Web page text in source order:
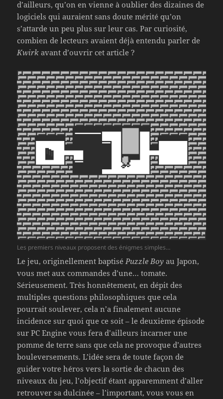
d’ailleurs, qu’on en vienne à oublier des dizaines de
logiciels qui auraient sans doute mérité qu’on
s’attarde un peu plus sur leur cas. Par curiosité,
combien de lecteurs avaient déjà entendu parler de
Kwirk avant d’ouvrir cet article ?
Les premiers niveaux proposent des énigmes simples…
Le jeu, originellement baptisé Puzzle Boy au Japon,
vous met aux commandes d’une… tomate.
Sérieusement. Très honnêtement, en dépit des
multiples questions philosophiques que cela
pourrait soulever, cela n’a finalement aucune
incidence sur quoi que ce soit – le deuxième épisode
sur PC Engine vous fera d’ailleurs incarner une
pomme de terre sans que cela ne provoque d’autres
bouleversements. L’idée sera de toute façon de
guider votre héros vers la sortie de chacun des
niveaux du jeu, l’objectif étant apparemment d’aller
retrouver sa dulcinée – l’important, vous vous en